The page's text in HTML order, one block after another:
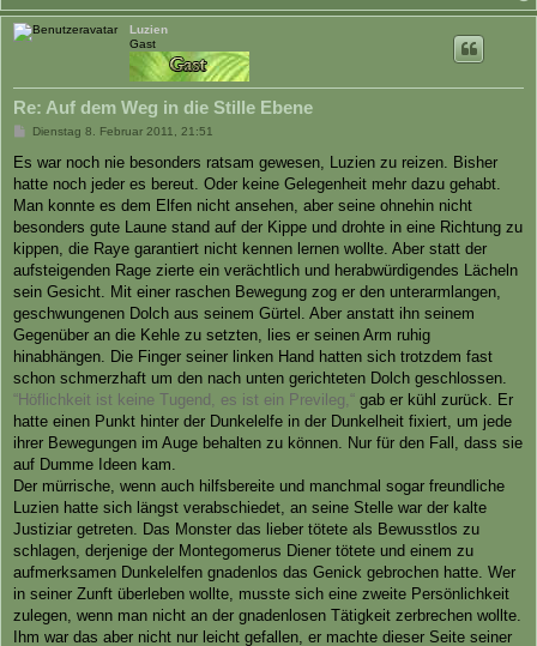
Luzien
Gast
Re: Auf dem Weg in die Stille Ebene
B
i
r
a
Dienstag 8. Februar 2011, 21:51
Es war noch nie besonders ratsam gewesen, Luzien zu reizen. Bisher
hatte noch jeder es bereut. Oder keine Gelegenheit mehr dazu gehabt.
Man konnte es dem Elfen nicht ansehen, aber seine ohnehin nicht
besonders gute Laune stand auf der Kippe und drohte in eine Richtung zu
kippen, die Raye garantiert nicht kennen lernen wollte. Aber statt der
aufsteigenden Rage zierte ein verächtlich und herabwürdigendes Lächeln
sein Gesicht. Mit einer raschen Bewegung zog er den unterarmlangen,
geschwungenen Dolch aus seinem Gürtel. Aber anstatt ihn seinem
Gegenüber an die Kehle zu setzten, lies er seinen Arm ruhig
hinabhängen. Die Finger seiner linken Hand hatten sich trotzdem fast
schon schmerzhaft um den nach unten gerichteten Dolch geschlossen.
“Höflichkeit ist keine Tugend, es ist ein Previleg,“ gab er kühl zurück. Er
hatte einen Punkt hinter der Dunkelelfe in der Dunkelheit fixiert, um jede
ihrer Bewegungen im Auge behalten zu können. Nur für den Fall, dass sie
auf Dumme Ideen kam.
Der mürrische, wenn auch hilfsbereite und manchmal sogar freundliche
Luzien hatte sich längst verabschiedet, an seine Stelle war der kalte
Justiziar getreten. Das Monster das lieber tötete als Bewusstlos zu
schlagen, derjenige der Montegomerus Diener tötete und einem zu
aufmerksamen Dunkelelfen gnadenlos das Genick gebrochen hatte. Wer
in seiner Zunft überleben wollte, musste sich eine zweite Persönlichkeit
zulegen, wenn man nicht an der gnadenlosen Tätigkeit zerbrechen wollte.
Ihm war das aber nicht nur leicht gefallen, er machte dieser Seite seiner